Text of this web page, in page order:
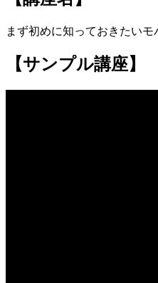
まず初めに知っておきたい
【サンプル講座】